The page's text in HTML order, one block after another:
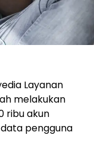
Layanan
melakukan
ribu akun
pengguna